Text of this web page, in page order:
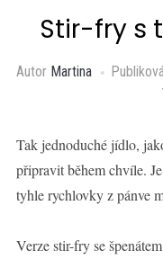
Stir-fry s
Autor Martina
Tak jednoduché jídlo,
připravit během chvíle.
tyhle rychlovky z pánve
Verze stir-fry se